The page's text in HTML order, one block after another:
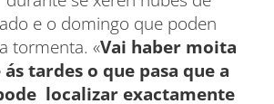
e o domingo que poden
tormenta. «Vai haber moita
tardes o que pasa que a
localizar exactamente